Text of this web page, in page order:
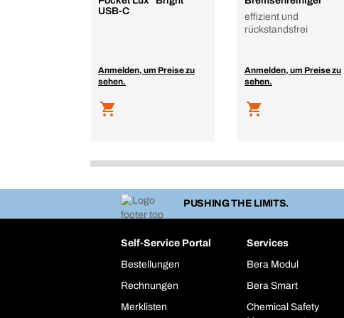
USB-C
Anmelden, um Preise zu
sehen.
effizient und
rückstandsfrei
Anmelden, um Preise zu
sehen.
PUSHING THE LIMITS.
Self-Service Portal
Bestellungen
Rechnungen
Merklisten
Services
Bera Modul
Bera Smart
Chemical Safety